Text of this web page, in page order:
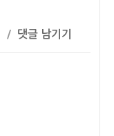
자
동
댓글 남기기